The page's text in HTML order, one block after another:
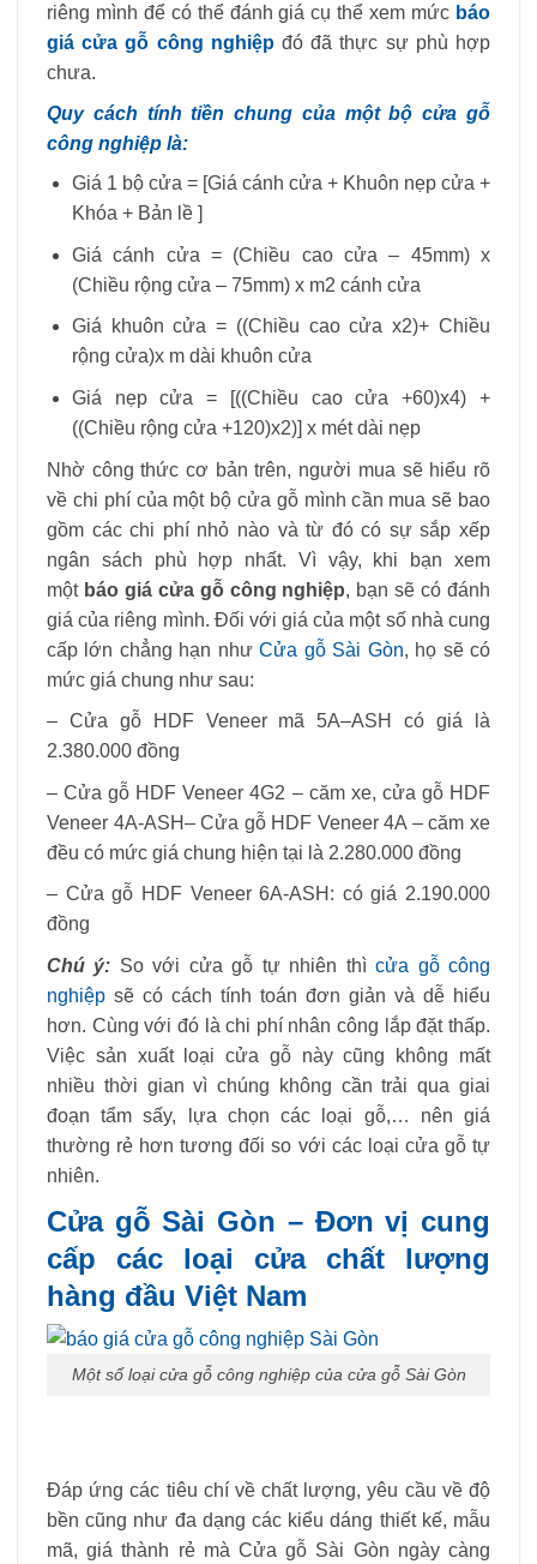
riêng mình để có thể đánh giá cụ thể xem mức báo
giá cửa gỗ công nghiệpđó đã thực sự phù hợp
chưa.
Quy cách tính tiền chung của một bộ cửa gỗ
công nghiệp là:
Giá 1 bộ cửa = [Giá cánh cửa + Khuôn nẹp cửa +
Khóa + Bản lề ]
Giá cánh cửa = (Chiều cao cửa – 45mm) x
(Chiều rộng cửa – 75mm) x m2 cánh cửa
Giá khuôn cửa = ((Chiều cao cửa x2)+ Chiều
rộng cửa)x m dài khuôn cửa
Giá nẹp cửa = [((Chiều cao cửa +60)x4) +
((Chiều rộng cửa +120)x2)] x mét dài nẹp
Nhờ công thức cơ bản trên, người mua sẽ hiểu rõ
về chi phí của một bộ cửa gỗ mình cần mua sẽ bao
gồm các chi phí nhỏ nào và từ đó có sự sắp xếp
ngân sách phù hợp nhất. Vì vậy, khi bạn xem
một báo giá cửa gỗ công nghiệp, bạn sẽ có đánh
giá của riêng mình. Đối với giá của một số nhà cung
cấp lớn chẳng hạn nhưCửa gỗ Sài Gòn, họ sẽ có
mức giá chung như sau:
– Cửa gỗ HDF Veneer mã 5A–ASH có giá là
2.380.000 đồng
– Cửa gỗ HDF Veneer 4G2 – căm xe, cửa gỗ HDF
Veneer 4A-ASH– Cửa gỗ HDF Veneer 4A – căm xe
đều có mức giá chung hiện tại là 2.280.000 đồng
– Cửa gỗ HDF Veneer 6A-ASH: có giá 2.190.000
đồng
Chú ý: So với cửa gỗ tự nhiên thìcửa gỗ công
nghiệp sẽ có cách tính toán đơn giản và dễ hiểu
hơn. Cùng với đó là chi phí nhân công lắp đặt thấp.
Việc sản xuất loại cửa gỗ này cũng không mất
nhiều thời gian vì chúng không cần trải qua giai
đoạn tẩm sấy, lựa chọn các loại gỗ,… nên giá
thường rẻ hơn tương đối so với các loại cửa gỗ tự
nhiên.
Cửa gỗ Sài Gòn – Đơn vị cung
cấp các loại cửa chất lượng
hàng đầu Việt Nam
Một số loại cửa gỗ công nghiệp của cửa gỗ Sài Gòn
Đáp ứng các tiêu chí về chất lượng, yêu cầu về độ
bền cũng như đa dạng các kiểu dáng thiết kế, mẫu
mã, giá thành rẻ mà Cửa gỗ Sài Gòn ngày càng